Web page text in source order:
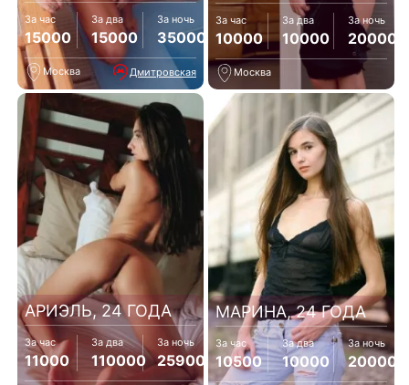
За час
15000
За два
15000
За ночь
35000
Москва Дмитровская
За час
10000
За два
10000
За ночь
20000
Москва
АРИЭЛЬ, 24 ГОДА
За час
11000
За два
110000
За ночь
25900
МАРИНА, 24 ГОДА
За час
10500
За два
10000
За ночь
20000